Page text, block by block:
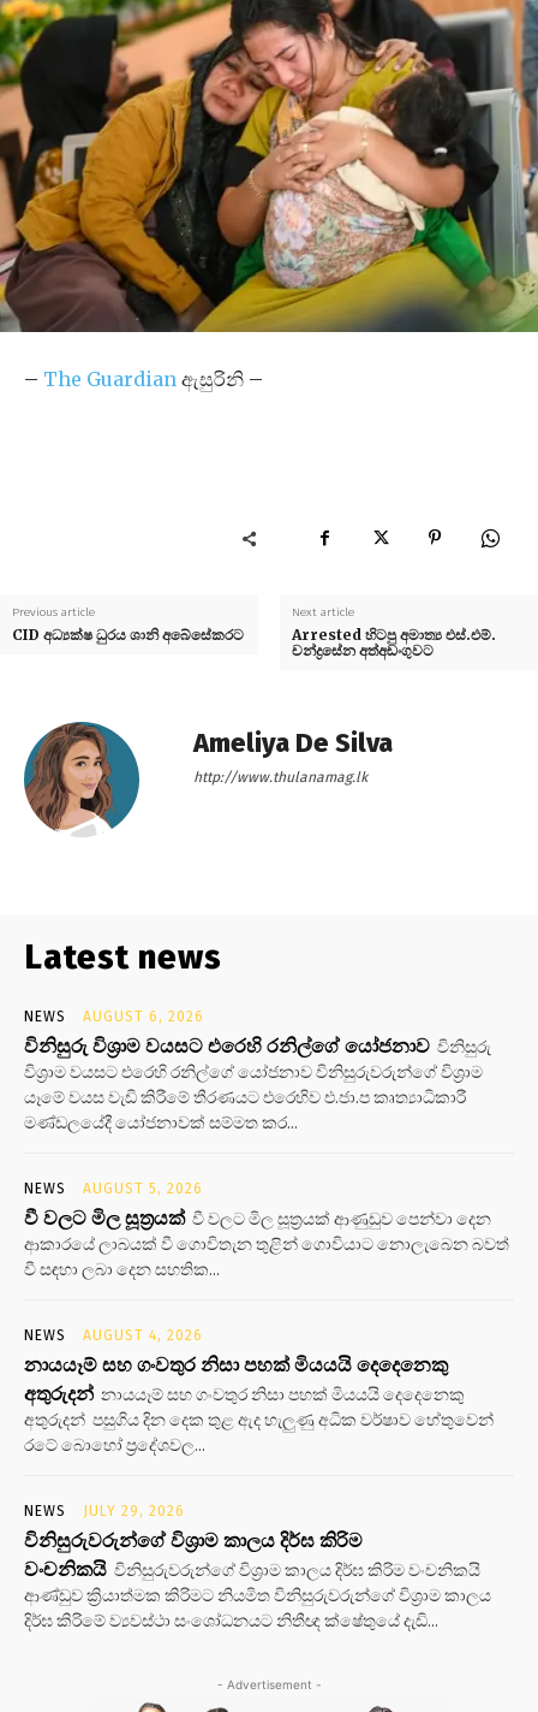
– The Guardian ඇසුරිනි –
Previous article
CID අධ්‍යක්ෂ ධුරය ශානි අබේසේකරට
Next article
Arrested හිටපු අමාත්‍ය එස්.එම්.
චන්ද්‍රසේන අත්අඩංගුවට
Ameliya De Silva
http://www.thulanamag.lk
Latest news
NEWS AUGUST 6, 2026
විනිසුරු විශ්‍රාම වයසට එරෙහි රනිල්ගේ යෝජනාව විනිසුරු
විශ්‍රාම වයසට එරෙහි රනිල්ගේ යෝජනාව විනිසුරුවරුන්ගේ විශ්‍රාම
යෑමේ වයස වැඩි කිරීමේ තීරණයට එරෙහිව එ.ජා.ප කෘත්‍යාධිකාරී
මණ්ඩලයේදී යෝජනාවක් සම්මත කර...
NEWS AUGUST 5, 2026
වී වලට මිල සූත්‍රයක් වී වලට මිල සූත්‍රයක් ආණුඩුව පෙන්වා දෙන
ආකාරයේ ලාබයක් වී ගොවිතැන තුළින් ගොවියාට නොලැබෙන බවත්
වී සඳහා ලබා දෙන සහතික...
NEWS AUGUST 4, 2026
නායයෑම් සහ ගංවතුර නිසා පහක් මියයයි දෙදෙනෙකු
අතුරුදන් නායයෑම් සහ ගංවතුර නිසා පහක් මියයයි දෙදෙනෙකු
අතුරුදන් පසුගිය දින දෙක තුළ ඇද හැලුණු අධික වර්ෂාව හේතුවෙන්
රටේ බොහෝ ප්‍රදේශවල...
NEWS JULY 29, 2026
විනිසුරුවරුන්ගේ විශ්‍රාම කාලය දිර්ඝ කිරිම
වංචනිකයි විනිසුරුවරුන්ගේ විශ්‍රාම කාලය දිර්ඝ කිරිම වංචනිකයි
ආණ්ඩුව ක්‍රියාත්මක කිරිමට නියමිත විනිසුරුවරුන්ගේ විශ්‍රාම කාලය
දිර්ඝ කිරිමේ ව්‍යවස්ථා සංශෝධනයට නිතීඥ ක්ෂේතුයේ දැඩි...
- Advertisement -